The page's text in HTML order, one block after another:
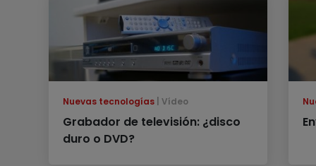
Nuevas tecnologías Vídeo
Grabador de televisión: ¿disco
duro o DVD?